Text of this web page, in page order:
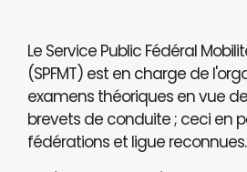
Le Service Public Fédéral
(SPFMT) est en charge de
examens théoriques en vue
brevets de conduite ; ceci en
fédérations et ligue reconnues.